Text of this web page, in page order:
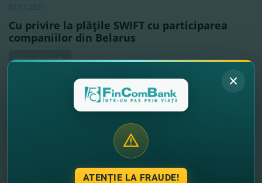
02.11.2021
Cu privire la plăţile SWIFT cu participarea
companiilor din Belarus
Vezi mai mult
ATENȚIE LA FRAUDE!